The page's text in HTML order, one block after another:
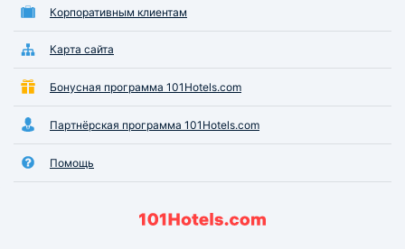
Корпоративным клиентам
Карта сайта
Бонусная программа 101Hotels.com
Партнёрская программа 101Hotels.com
Помощь